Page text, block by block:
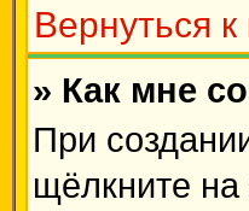
Вернуться
» Как мне
При
щёлкните